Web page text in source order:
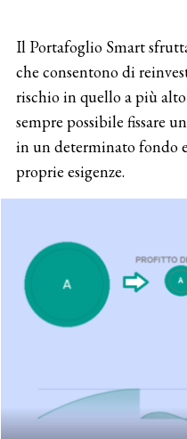
Il Portafoglio Smart
che consentono di
rischio in quello a più
sempre possibile fissare
in un determinato fondo
proprie esigenze.